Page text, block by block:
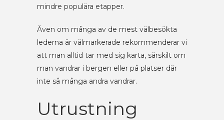
mindre populära etapper.
Även om många av de mest välbesökta
lederna är välmarkerade rekommenderar vi
att man alltid tar med sig karta, särskilt om
man vandrar i bergen eller på platser där
inte så många andra vandrar.
Utrustning